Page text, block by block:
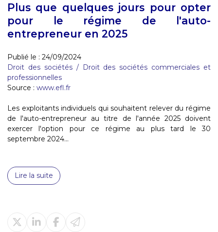
Plus que quelques jours pour opter
pour le régime de l'auto-
entrepreneur en 2025
Publié le : 24/09/2024
Droit des sociétés/ Droit des sociétés commerciales et
professionnelles
Source : www.efl.fr
Les exploitants individuels qui souhaitent relever du régime
de l'auto-entrepreneur au titre de l'année 2025 doivent
exercer l'option pour ce régime au plus tard le 30
septembre 2024...
Lire la suite